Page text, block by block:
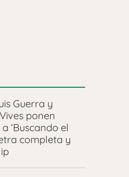
Guerra y
ponen
‘Buscando el
completa y